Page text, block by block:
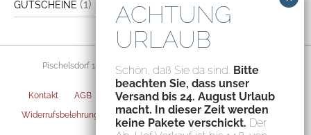
GUTSCHEINE (1)
Pischelsdorf 156, 8212 Pischelsdorf, Austria – ATU70094435
Kontakt AGB Datenschutz Impressum
Versandarten
Widerrufsbelehrung
Zahlungsarten Privatsphäre-Einstellungen
Schön, daß Sie da sind. Bitte
beachten Sie, dass unser
Versand bis 24. August Urlaub
macht. In dieser Zeit werden
keine Pakete verschickt. Der